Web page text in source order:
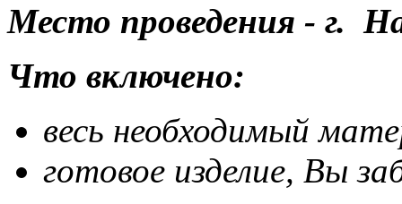
Место проведения - г.
Что включено:
весь необходимый
готовое изделие, Вы